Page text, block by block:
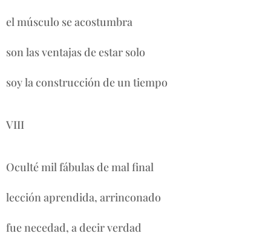
el músculo se acostumbra
son las ventajas de estar solo
soy la construcción de un tiempo
VIII
Oculté mil fábulas de mal final
lección aprendida, arrinconado
fue necedad, a decir verdad